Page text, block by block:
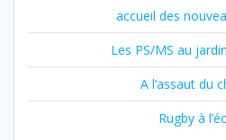
accueil des
Les PS/MS au
A l’assaut du
Rugby à